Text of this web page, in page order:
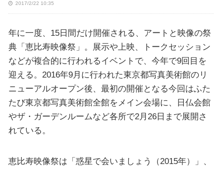
2017/2/22 10:35
年に一度、15日間だけ開催される、アートと映像の祭
典「恵比寿映像祭」。展示や上映、トークセッション
などが複合的に行われるイベントで、今年で9回目を
迎える。2016年9月に行われた東京都写真美術館のリ
ニューアルオープン後、最初の開催となる今回はふた
たび東京都写真美術館全館をメイン会場に、日仏会館
やザ・ガーデンルームなど各所で2月26日まで展開さ
れている。
恵比寿映像祭は「惑星で会いましょう（2015年）」、